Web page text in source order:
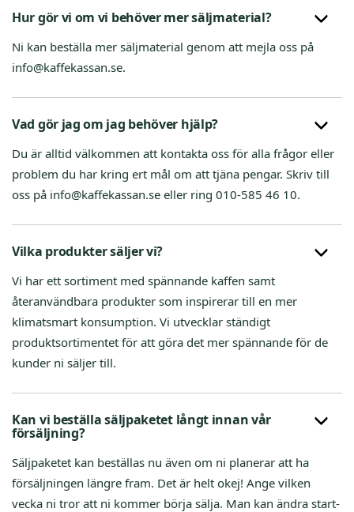
Hur gör vi om vi behöver mer säljmaterial?
Ni kan beställa mer säljmaterial genom att mejla oss på
info@kaffekassan.se.
Vad gör jag om jag behöver hjälp?
Du är alltid välkommen att kontakta oss för alla frågor eller
problem du har kring ert mål om att tjäna pengar. Skriv till
oss på info@kaffekassan.se eller ring 010-585 46 10.
Vilka produkter säljer vi?
Vi har ett sortiment med spännande kaffen samt
återanvändbara produkter som inspirerar till en mer
klimatsmart konsumption. Vi utvecklar ständigt
produktsortimentet för att göra det mer spännande för de
kunder ni säljer till.
Kan vi beställa säljpaketet långt innan vår
försäljning?
Säljpaketet kan beställas nu även om ni planerar att ha
försäljningen längre fram. Det är helt okej! Ange vilken
vecka ni tror att ni kommer börja sälja. Man kan ändra start-